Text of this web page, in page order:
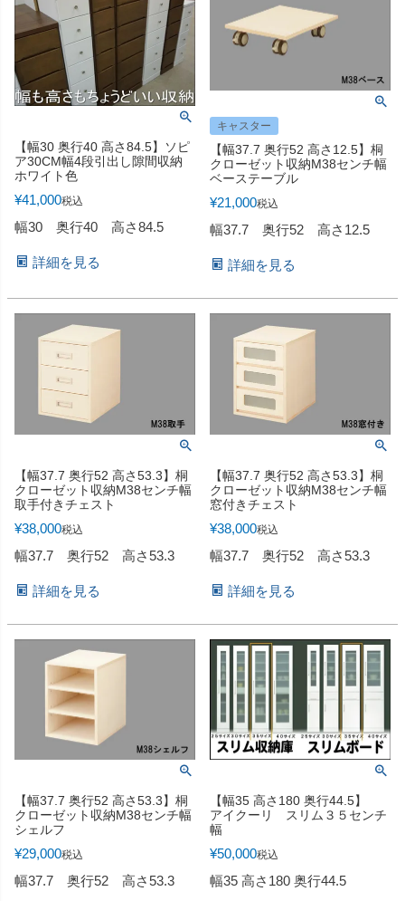
【幅30 奥行40 高さ84.5】ソピ
ア30CM幅4段引出し隙間収納
ホワイト色
¥41,000税込
幅30 奥行40 高さ84.5
詳細を見る
キャスター
【幅37.7 奥行52 高さ12.5】桐
クローゼット収納M38センチ幅
ベーステーブル
¥21,000税込
幅37.7 奥行52 高さ12.5
詳細を見る
【幅37.7 奥行52 高さ53.3】桐
クローゼット収納M38センチ幅
取手付きチェスト
¥38,000税込
幅37.7 奥行52 高さ53.3
詳細を見る
【幅37.7 奥行52 高さ53.3】桐
クローゼット収納M38センチ幅
窓付きチェスト
¥38,000税込
幅37.7 奥行52 高さ53.3
詳細を見る
【幅37.7 奥行52 高さ53.3】桐
クローゼット収納M38センチ幅
シェルフ
¥29,000税込
幅37.7 奥行52 高さ53.3
【幅35 高さ180 奥行44.5】
アイクーリ スリム３５センチ
幅
¥50,000税込
幅35 高さ180 奥行44.5